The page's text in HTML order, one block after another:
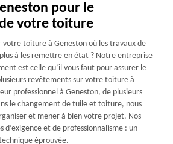
pour le
votre toiture
votre toiture à Geneston où les travaux de
à les remettre en état ? Notre entreprise
est celle qu’il vous faut pour assurer le
revêtements sur votre toiture à
professionnel à Geneston, de plusieurs
le changement de tuile et toiture, nous
et mener à bien votre projet. Nos
d’exigence et de professionnalisme : un
éprouvée.